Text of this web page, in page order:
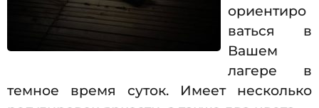
ориентиро
ваться в
Вашем
лагере в
темное время суток. Имеет несколько